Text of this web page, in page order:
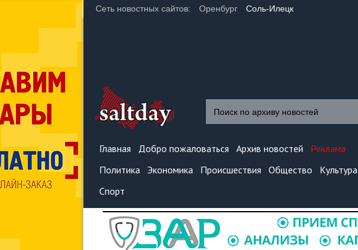
Сеть новостных сайтов: Оренбург Соль-Илецк
Главная Добро пожаловаться Архив новостей
Реклама
Политика Экономика Происшествия Общество
Культура
Спорт